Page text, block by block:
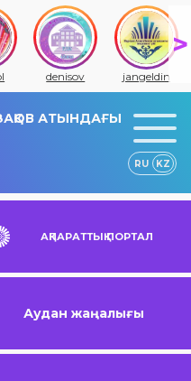
denisov jangeldin
АТЫНДАҒЫ
RU KZ
АҚПАРАТТЫҚ ПОРТАЛ
Аудан жаңалығы